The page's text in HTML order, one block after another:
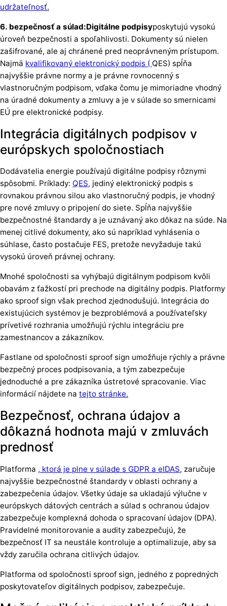
udržateľnosť.
6. bezpečnosť a súlad:Digitálne podpisyposkytujú vysokú
úroveň bezpečnosti a spoľahlivosti. Dokumenty sú nielen
zašifrované, ale aj chránené pred neoprávneným prístupom.
Najmä kvalifikovaný elektronický podpis ( QES) spĺňa
najvyššie právne normy a je právne rovnocenný s
vlastnoručným podpisom, vďaka čomu je mimoriadne vhodný
na úradné dokumenty a zmluvy a je v súlade so smernicami
EÚ pre elektronické podpisy.
Integrácia digitálnych podpisov v
európskych spoločnostiach
Dodávatelia energie používajú digitálne podpisy rôznymi
spôsobmi. Príklady: QES, jediný elektronický podpis s
rovnakou právnou silou ako vlastnoručný podpis, je vhodný
pre nové zmluvy o pripojení do siete. Spĺňa najvyššie
bezpečnostné štandardy a je uznávaný ako dôkaz na súde. Na
menej citlivé dokumenty, ako sú napríklad vyhlásenia o
súhlase, často postačuje FES, pretože nevyžaduje takú
vysokú úroveň právnej ochrany.
Mnohé spoločnosti sa vyhýbajú digitálnym podpisom kvôli
obavám z ťažkostí pri prechode na digitálny podpis. Platformy
ako sproof sign však prechod zjednodušujú. Integrácia do
existujúcich systémov je bezproblémová a používateľsky
prívetivé rozhrania umožňujú rýchlu integráciu pre
zamestnancov a zákazníkov.
Fastlane od spoločnosti sproof sign umožňuje rýchly a právne
bezpečný proces podpisovania, a tým zabezpečuje
jednoduché a pre zákazníka ústretové spracovanie. Viac
informácií nájdete na tejto stránke.
Bezpečnosť, ochrana údajov a
dôkazná hodnota majú v zmluvách
prednosť
Platforma , ktorá je plne v súlade s GDPR a eIDAS, zaručuje
najvyššie bezpečnostné štandardy v oblasti ochrany a
zabezpečenia údajov. Všetky údaje sa ukladajú výlučne v
európskych dátových centrách a súlad s ochranou údajov
zabezpečuje komplexná dohoda o spracovaní údajov (DPA).
Pravidelné monitorovanie a audity zabezpečujú, že
bezpečnosť IT sa neustále kontroluje a optimalizuje, aby sa
vždy zaručila ochrana citlivých údajov.
Platforma od spoločnosti sproof sign, jedného z popredných
poskytovateľov digitálnych podpisov, zabezpečuje.